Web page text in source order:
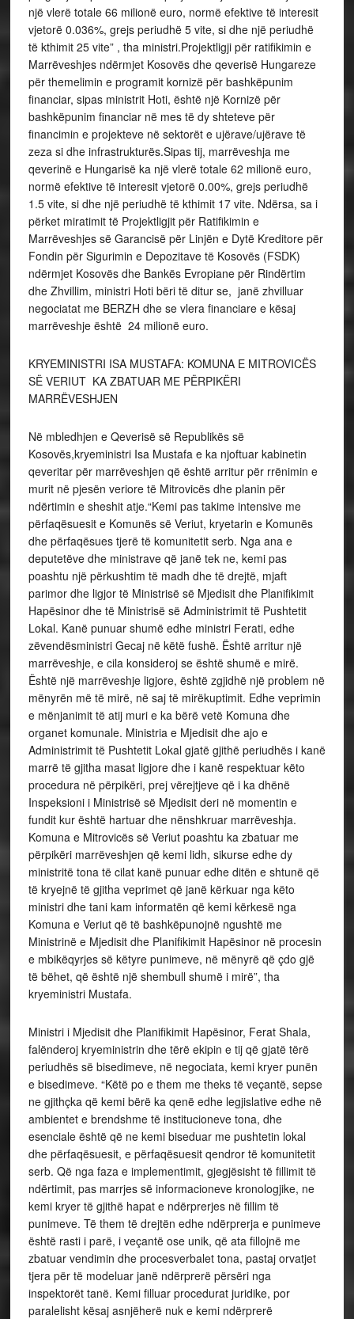
një vlerë totale 66 milionë euro, normë efektive të interesit
vjetorë 0.036%, grejs periudhë 5 vite, si dhe një periudhë
të kthimit 25 vite” , tha ministri.Projektligji për ratifikimin e
Marrëveshjes ndërmjet Kosovës dhe qeverisë Hungareze
për themelimin e programit kornizë për bashkëpunim
financiar, sipas ministrit Hoti, është një Kornizë për
bashkëpunim financiar në mes të dy shteteve për
financimin e projekteve në sektorët e ujërave/ujërave të
zeza si dhe infrastrukturës.Sipas tij, marrëveshja me
qeverinë e Hungarisë ka një vlerë totale 62 milionë euro,
normë efektive të interesit vjetorë 0.00%, grejs periudhë
1.5 vite, si dhe një periudhë të kthimit 17 vite. Ndërsa, sa i
përket miratimit të Projektligjit për Ratifikimin e
Marrëveshjes së Garancisë për Linjën e Dytë Kreditore për
Fondin për Sigurimin e Depozitave të Kosovës (FSDK)
ndërmjet Kosovës dhe Bankës Evropiane për Rindërtim
dhe Zhvillim, ministri Hoti bëri të ditur se, janë zhvilluar
negociatat me BERZH dhe se vlera financiare e kësaj
marrëveshje është 24 milionë euro.
KRYEMINISTRI ISA MUSTAFA: KOMUNA E MITROVICËS
SË VERIUT KA ZBATUAR ME PËRPIKËRI
MARRËVESHJEN
Në mbledhjen e Qeverisë së Republikës së
Kosovës,kryeministri Isa Mustafa e ka njoftuar kabinetin
qeveritar për marrëveshjen që është arritur për rrënimin e
murit në pjesën veriore të Mitrovicës dhe planin për
ndërtimin e sheshit atje.“Kemi pas takime intensive me
përfaqësuesit e Komunës së Veriut, kryetarin e Komunës
dhe përfaqësues tjerë të komunitetit serb. Nga ana e
deputetëve dhe ministrave që janë tek ne, kemi pas
poashtu një përkushtim të madh dhe të drejtë, mjaft
parimor dhe ligjor të Ministrisë së Mjedisit dhe Planifikimit
Hapësinor dhe të Ministrisë së Administrimit të Pushtetit
Lokal. Kanë punuar shumë edhe ministri Ferati, edhe
zëvendësministri Gecaj në këtë fushë. Është arritur një
marrëveshje, e cila konsideroj se është shumë e mirë.
Është një marrëveshje ligjore, është zgjidhë një problem në
mënyrën më të mirë, në saj të mirëkuptimit. Edhe veprimin
e mënjanimit të atij muri e ka bërë vetë Komuna dhe
organet komunale. Ministria e Mjedisit dhe ajo e
Administrimit të Pushtetit Lokal gjatë gjithë periudhës i kanë
marrë të gjitha masat ligjore dhe i kanë respektuar këto
procedura në përpikëri, prej vërejtjeve që i ka dhënë
Inspeksioni i Ministrisë së Mjedisit deri në momentin e
fundit kur është hartuar dhe nënshkruar marrëveshja.
Komuna e Mitrovicës së Veriut poashtu ka zbatuar me
përpikëri marrëveshjen që kemi lidh, sikurse edhe dy
ministritë tona të cilat kanë punuar edhe ditën e shtunë që
të kryejnë të gjitha veprimet që janë kërkuar nga këto
ministri dhe tani kam informatën që kemi kërkesë nga
Komuna e Veriut që të bashkëpunojnë ngushtë me
Ministrinë e Mjedisit dhe Planifikimit Hapësinor në procesin
e mbikëqyrjes së këtyre punimeve, në mënyrë që çdo gjë
të bëhet, që është një shembull shumë i mirë”, tha
kryeministri Mustafa.
Ministri i Mjedisit dhe Planifikimit Hapësinor, Ferat Shala,
falënderoj kryeministrin dhe tërë ekipin e tij që gjatë tërë
periudhës së bisedimeve, në negociata, kemi kryer punën
e bisedimeve. “Këtë po e them me theks të veçantë, sepse
ne gjithçka që kemi bërë ka qenë edhe legjislative edhe në
ambientet e brendshme të institucioneve tona, dhe
esenciale është që ne kemi biseduar me pushtetin lokal
dhe përfaqësuesit, e përfaqësuesit qendror të komunitetit
serb. Që nga faza e implementimit, gjegjësisht të fillimit të
ndërtimit, pas marrjes së informacioneve kronologjike, ne
kemi kryer të gjithë hapat e ndërprerjes në fillim të
punimeve. Të them të drejtën edhe ndërprerja e punimeve
është rasti i parë, i veçantë ose unik, që ata fillojnë me
zbatuar vendimin dhe procesverbalet tona, pastaj orvatjet
tjera për të modeluar janë ndërprerë përsëri nga
inspektorët tanë. Kemi filluar procedurat juridike, por
paralelisht kësaj asnjëherë nuk e kemi ndërprerë